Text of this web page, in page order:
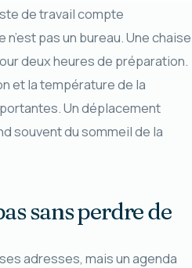
de travail compte
pas un bureau. Une chaise
deux heures de préparation.
et la température de la
Un déplacement
souvent du sommeil de la
sans perdre de
adresses, mais un agenda